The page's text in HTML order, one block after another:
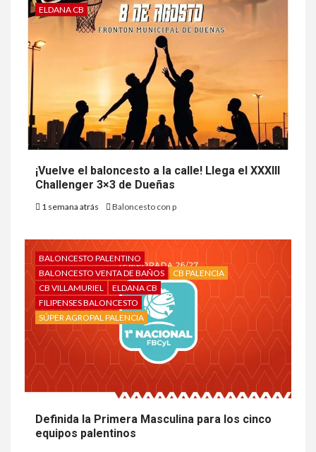
ELDANA CB
¡Vuelve el baloncesto a la calle! Llega el XXXIII
Challenger 3×3 de Dueñas
1 semana atrás Baloncesto con p
BALONCESTO PALENTINO
BALONCESTO VENTA DE BAÑOS
CB PALENCIA
CB VILLAMURIEL
ELDANA CB
FILIPENSES BALONCESTO
SÚPER AGROPAL PALENCIA
Definida la Primera Masculina para los cinco
equipos palentinos